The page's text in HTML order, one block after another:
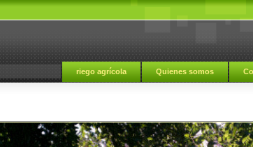
riego agrícola Quienes somos